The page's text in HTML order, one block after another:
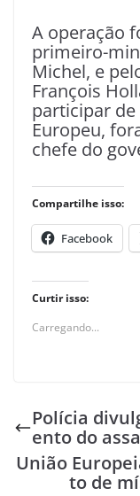
A operação
primeiro-
Michel, e
François
participar
Europeu,
chefe do
Compartilhe isso:
Facebook
Curtir isso:
Carregando...
Polícia
ento do
União
to de